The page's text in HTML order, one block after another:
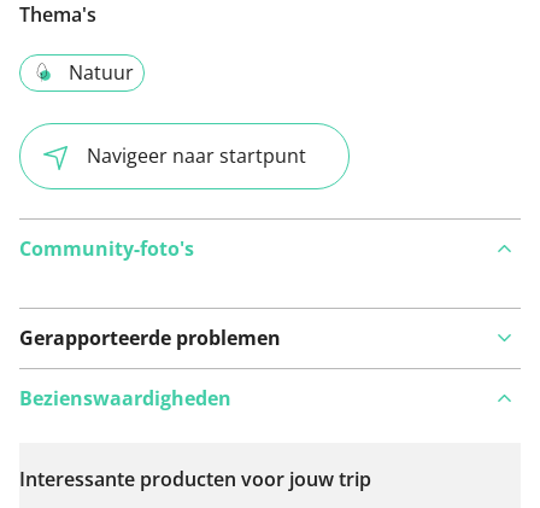
Thema's
Natuur
Navigeer naar startpunt
Community-foto's
Gerapporteerde problemen
Bekijk op kaart
Bezienswaardigheden
Interessante producten voor jouw trip